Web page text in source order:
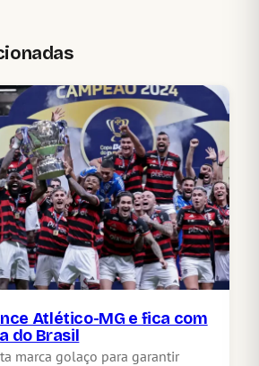
Atlético-MG e fica com
do Brasil
marca golaço para garantir